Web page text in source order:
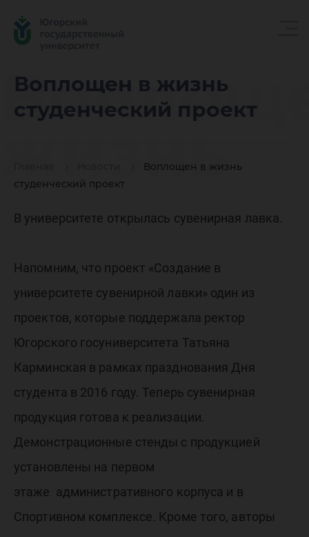
Воплощен в жизнь
студенческий проект
Воплощен в жизнь
студенческий проект
жизнь
проект
В университете открылась сувенирная лавка.
Напомним, что проект «Создание в
университете сувенирной лавки» один из
проектов, которые поддержала ректор
Югорского госуниверситета Татьяна
Карминская в рамках празднования Дня
студента в 2016 году. Теперь сувенирная
продукция готова к реализации.
Демонстрационные стенды с продукцией
установлены на первом
этаже административного корпуса и в
Спортивном комплексе. Кроме того, авторы